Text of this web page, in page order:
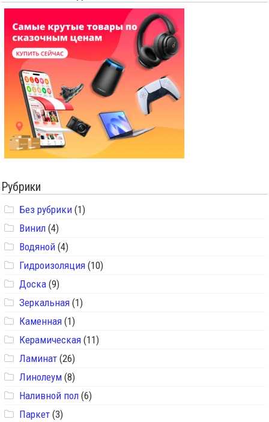
Рубрики
Без рубрики (1)
Винил (4)
Водяной (4)
Гидроизоляция (10)
Доска (9)
Зеркальная (1)
Каменная (1)
Керамическая (11)
Ламинат (26)
Линолеум (8)
Наливной пол (6)
Паркет (3)